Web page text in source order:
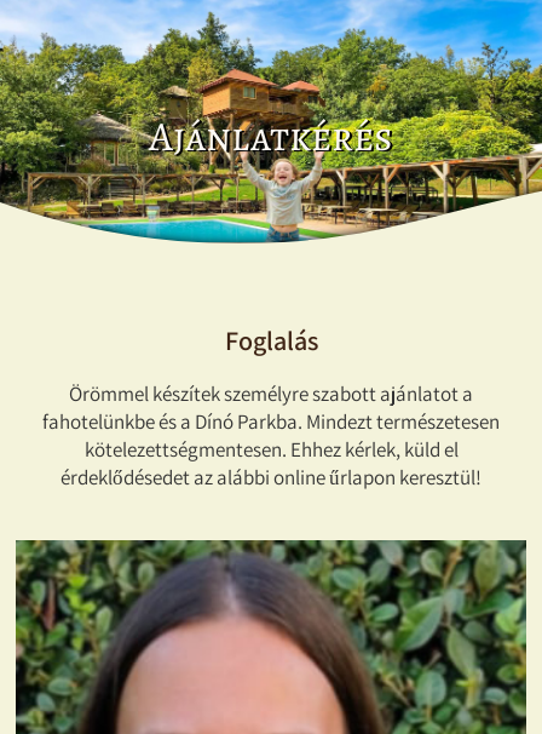
Ajánlatkérés
Foglalás
Örömmel készítek személyre szabott ajánlatot a
fahotelünkbe és a Dínó Parkba. Mindezt természetesen
kötelezettségmentesen. Ehhez kérlek, küld el
érdeklődésedet az alábbi online űrlapon keresztül!